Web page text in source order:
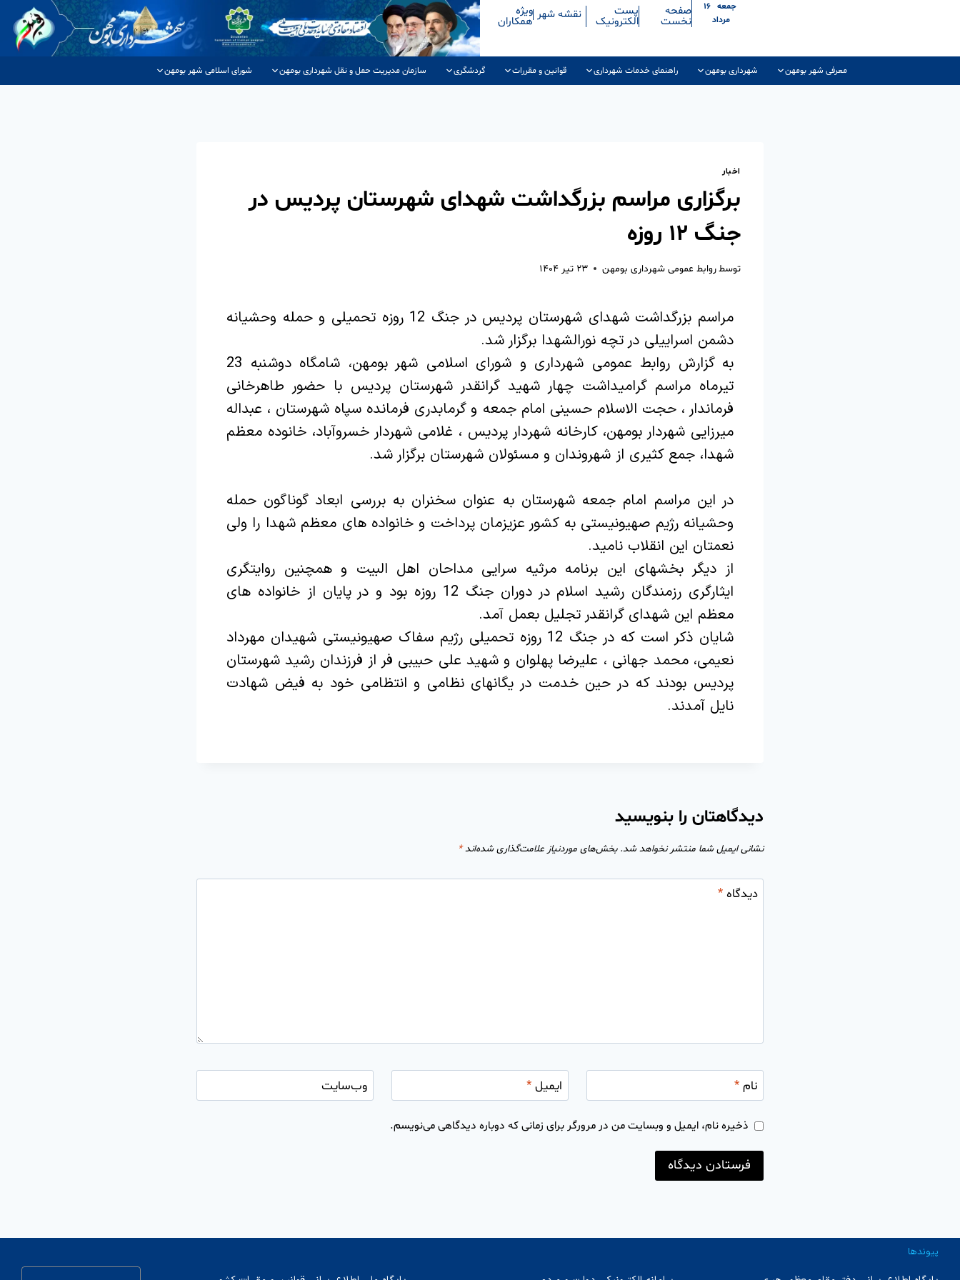
جمعه ۱۶
مرداد
صفحه
نخست
پست
الکترونیک نقشه شهر ویژه
همکاران
معرفی شهر بومهن شهرداری بومهن راهنمای خدمات شهرداری قوانین و مقررات گردشگری سازمان مدیریت حمل و نقل شهرداری بومهن شورای اسلامی شهر بومهن
اخبار
برگزاری مراسم بزرگداشت شهدای شهرستان پردیس در
جنگ ۱۲ روزه
توسطروابط عمومی شهرداری بومهن ۲۳ تیر ۱۴۰۴
مراسم بزرگداشت شهدای شهرستان پردیس در جنگ 12 روزه تحمیلی و حمله وحشیانه
دشمن اسراییلی در تچه نورالشهدا برگزار شد.
به گزارش روابط عمومی شهرداری و شورای اسلامی شهر بومهن، شامگاه دوشنبه 23
تیرماه مراسم گرامیداشت چهار شهید گرانقدر شهرستان پردیس با حضور طاهرخانی
فرماندار ، حجت الاسلام حسینی امام جمعه و گرمابدری فرمانده سپاه شهرستان ، عبداله
میرزایی شهردار بومهن، کارخانه شهردار پردیس ، غلامی شهردار خسروآباد، خانوده معظم
شهدا، جمع کثیری از شهروندان و مسئولان شهرستان برگزار شد.
در این مراسم امام جمعه شهرستان به عنوان سخنران به بررسی ابعاد گوناگون حمله
وحشیانه رژیم صهیونیستی به کشور عزیزمان پرداخت و خانواده های معظم شهدا را ولی
نعمتان این انقلاب نامید.
از دیگر بخشهای این برنامه مرثیه سرایی مداحان اهل البیت و همچنین روایتگری
ایثارگری رزمندگان رشید اسلام در دوران جنگ 12 روزه بود و در پایان از خانواده های
معظم این شهدای گرانقدر تجلیل بعمل آمد.
شایان ذکر است که در جنگ 12 روزه تحمیلی رژیم سفاک صهیونیستی شهیدان مهرداد
نعیمی، محمد جهانی ، علیرضا پهلوان و شهید علی حبیبی فر از فرزندان رشید شهرستان
پردیس بودند که در حین خدمت در یگانهای نظامی و انتظامی خود به فیض شهادت
نایل آمدند.
دیدگاهتان را بنویسید
نشانی ایمیل شما منتشر نخواهد شد. بخش‌های موردنیاز علامت‌گذاری شده‌اند*
دیدگاه*
نام* ایمیل * وب‌سایت
ذخیره نام، ایمیل و وبسایت من در مرورگر برای زمانی که دوباره دیدگاهی می‌نویسم.
پیوندها